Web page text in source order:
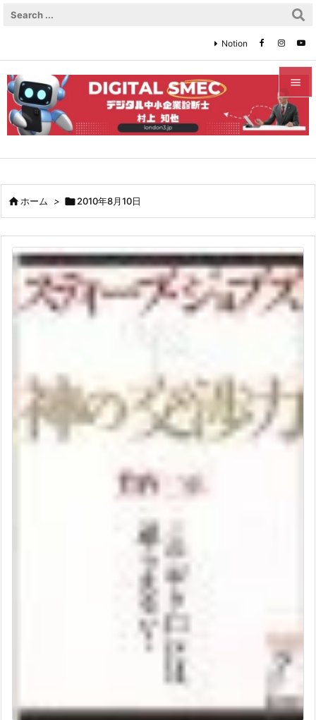


メニュ


次へ

検索
Notion
ホーム > 2010年8月10日